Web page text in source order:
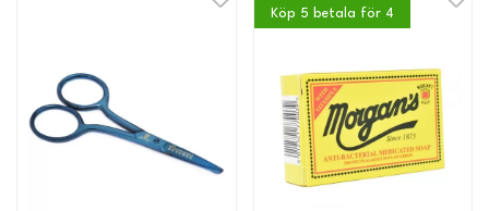
Köp 5 betala för 4